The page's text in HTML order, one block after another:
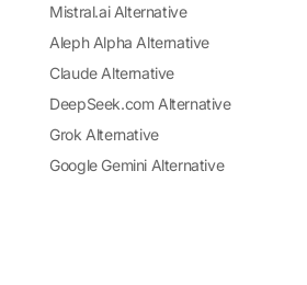
Mistral.ai Alternative
Aleph Alpha Alternative
Claude Alternative
DeepSeek.com Alternative
Grok Alternative
Google Gemini Alternative